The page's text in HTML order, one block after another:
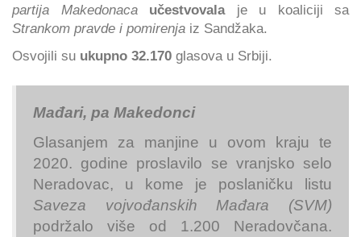
partija Makedonaca
učestvovalaje u koaliciji sa
Strankom pravde i pomirenja iz Sandžaka.
Osvojili su ukupno 32.170 glasova u Srbiji.
Mađari, pa Makedonci
Glasanjem za manjine u ovom kraju te
2020. godine proslavilo se vranjsko selo
Neradovac, u kome je poslaničku listu
Saveza vojvođanskih Mađara (SVM)
podržalo više od 1.200 Neradovčana.